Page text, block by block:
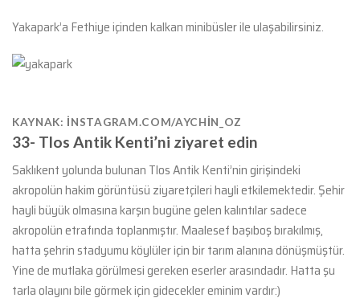
Yakapark’a Fethiye içinden kalkan minibüsler ile ulaşabilirsiniz.
KAYNAK: INSTAGRAM.COM/AYCHIN_OZ
33- Tlos Antik Kenti’ni ziyaret edin
Saklıkent yolunda bulunan Tlos Antik Kenti’nin girişindeki
akropolün hakim görüntüsü ziyaretçileri hayli etkilemektedir. Şehir
hayli büyük olmasına karşın bugüne gelen kalıntılar sadece
akropolün etrafında toplanmıştır. Maalesef başıboş bırakılmış,
hatta şehrin stadyumu köylüler için bir tarım alanına dönüşmüştür.
Yine de mutlaka görülmesi gereken eserler arasındadır. Hatta şu
tarla olayını bile görmek için gidecekler eminim vardır:)